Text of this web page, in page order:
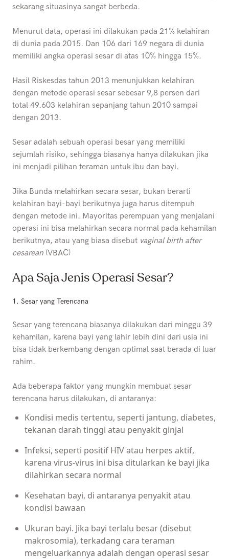
sekarang situasinya sangat berbeda.
Menurut data, operasi ini dilakukan pada 21% kelahiran
di dunia pada 2015. Dan 106 dari 169 negara di dunia
memiliki angka operasi sesar di atas 10% hingga 15%.
Hasil Riskesdas tahun 2013 menunjukkan kelahiran
dengan metode operasi sesar sebesar 9,8 persen dari
total 49.603 kelahiran sepanjang tahun 2010 sampai
dengan 2013.
Sesar adalah sebuah operasi besar yang memiliki
sejumlah risiko, sehingga biasanya hanya dilakukan jika
ini menjadi pilihan teraman untuk ibu dan bayi.
Jika Bunda melahirkan secara sesar, bukan berarti
kelahiran bayi-bayi berikutnya juga harus ditempuh
dengan metode ini. Mayoritas perempuan yang menjalani
operasi ini bisa melahirkan secara normal pada kehamilan
berikutnya, atau yang biasa disebut vaginal birth after
cesarean (VBAC)
Apa Saja Jenis Operasi Sesar?
1. Sesar yang Terencana
Sesar yang terencana biasanya dilakukan dari minggu 39
kehamilan, karena bayi yang lahir lebih dini dari usia ini
bisa tidak berkembang dengan optimal saat berada di luar
rahim.
Ada beberapa faktor yang mungkin membuat sesar
terencana harus dilakukan, di antaranya:
Kondisi medis tertentu, seperti jantung, diabetes,
tekanan darah tinggi atau penyakit ginjal
Infeksi, seperti positif HIV atau herpes aktif,
karena virus-virus ini bisa ditularkan ke bayi jika
dilahirkan secara normal
Kesehatan bayi, di antaranya penyakit atau
kondisi bawaan
Ukuran bayi. Jika bayi terlalu besar (disebut
makrosomia), terkadang cara teraman
mengeluarkannya adalah dengan operasi sesar